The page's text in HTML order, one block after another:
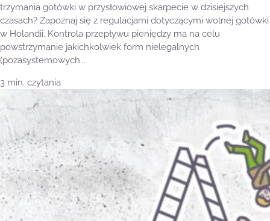
trzymania gotówki w przysłowiowej skarpecie w dzisiejszych
czasach? Zapoznaj się z regulacjami dotyczącymi wolnej gotówki
w Holandii. Kontrola przepływu pieniędzy ma na celu
powstrzymanie jakichkolwiek form nielegalnych
(pozasystemowych...
3 min. czytania